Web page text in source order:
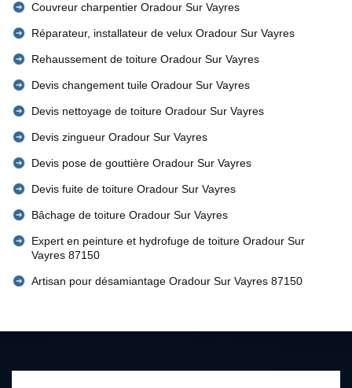
Couvreur charpentier Oradour Sur Vayres
Réparateur, installateur de velux Oradour Sur Vayres
Rehaussement de toiture Oradour Sur Vayres
Devis changement tuile Oradour Sur Vayres
Devis nettoyage de toiture Oradour Sur Vayres
Devis zingueur Oradour Sur Vayres
Devis pose de gouttière Oradour Sur Vayres
Devis fuite de toiture Oradour Sur Vayres
Bâchage de toiture Oradour Sur Vayres
Expert en peinture et hydrofuge de toiture Oradour Sur
Vayres 87150
Artisan pour désamiantage Oradour Sur Vayres 87150